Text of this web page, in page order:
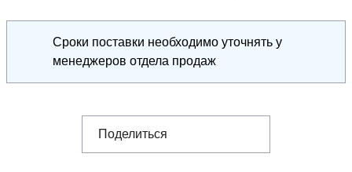
Сроки поставки необходимо уточнять у
менеджеров отдела продаж
Поделиться